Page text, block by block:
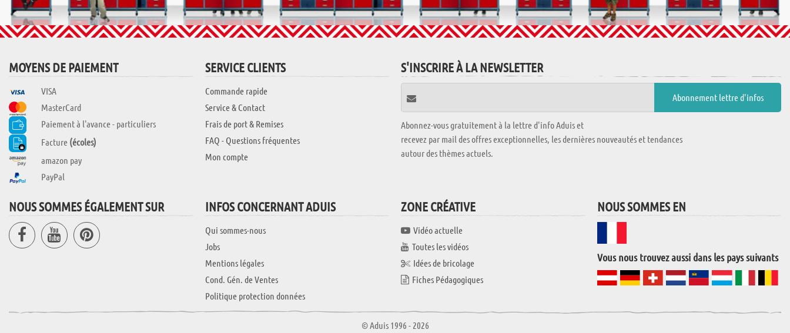
MOYENS DE PAIEMENT
VISA
MasterCard
Paiement à l'avance - particuliers
Facture (écoles)
amazon pay
PayPal
SERVICE CLIENTS
Commande rapide
Service & Contact
Frais de port & Remises
FAQ - Questions fréquentes
Mon compte
S'INSCRIRE À LA NEWSLETTER
Abonnez-vous gratuitement à la lettre d'info Aduis et
recevez par mail des offres exceptionnelles, les dernières nouveautés et tendances
autour des thèmes actuels.
NOUS SOMMES ÉGALEMENT SUR INFOS CONCERNANT ADUIS
Qui sommes-nous
Jobs
Mentions légales
Cond. Gén. de Ventes
Politique protection données
ZONE CRÉATIVE
Vidéo actuelle
Toutes les vidéos
Idées de bricolage
Fiches Pédagogiques
NOUS SOMMES EN
Vous nous trouvez aussi dans les pays suivants
© Aduis 1996 - 2026